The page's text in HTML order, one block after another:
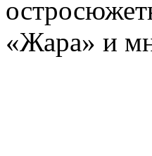
«Жара» и